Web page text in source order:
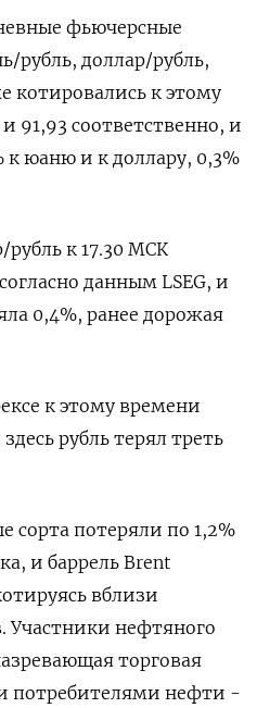
фьючерсные
рубль, доллар/рубль,
котировались к этому
91,93 соответственно, и
к юаню и к доллару, 0,3%
рубль к 17.30 МСК
данным LSEG, и
0,4%, ранее дорожая
к этому времени
рубль терял треть
сорта потеряли по 1,2%
и баррель Brent
вблизи
нефтяного
торговая
потребителями нефти -